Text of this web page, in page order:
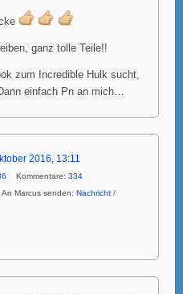
ganz tolle Teile!!
zum Incredible Hulk sucht,
einfach Pn an mich…
2016, 13:11
Kommentare: 334
An Marcus senden: Nachricht /